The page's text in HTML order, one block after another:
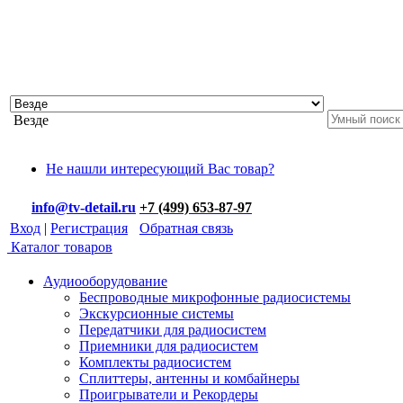
Везде
Не нашли интересующий Вас товар?
info@tv-detail.ru +7 (499) 653-87-97
Вход | Регистрация
Обратная связь
Каталог товаров
Аудиооборудование
Беспроводные микрофонные радиосистемы
Экскурсионные системы
Передатчики для радиосистем
Приемники для радиосистем
Комплекты радиосистем
Сплиттеры, антенны и комбайнеры
Проигрыватели и Рекордеры